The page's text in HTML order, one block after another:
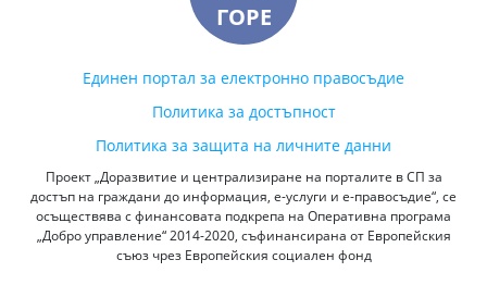
ГОРЕ
Единен портал за електронно правосъдие
Политика за достъпност
Политика за защита на личните данни
Проект „Доразвитие и централизиране на порталите в СП за
достъп на граждани до информация, е-услуги и е-правосъдие“, се
осъществява с финансовата подкрепа на Оперативна програма
„Добро управление“ 2014-2020, съфинансирана от Европейския
съюз чрез Европейския социален фонд